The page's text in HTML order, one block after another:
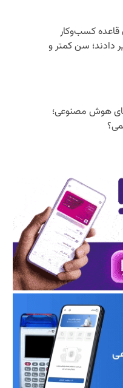
قاعده کسب‌وکار
دادند؛ سن‌ کمتر و
هوش مصنوعی؛